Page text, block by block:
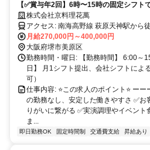
【✅賞与年2回】6時〜15時の固定シフト
を活かして月収40万も目指せる✨
株式会社京料理花萬
アクセス: 南海高野線 萩原天神駅から徒歩で26分 南海高野線 初芝駅
から徒歩で27分 ◎マイカー通勤可
月給270,000円～400,000円
大阪府堺市美原区
勤務時間・曜日: 【勤務時間】 6:00～
日】 月1シフト提出、会社シフトによ
可）
仕事内容: ⭐この求人のポイント⭐ ー
の勤務なし、安定した働きやすさ ✅
りがいに繋がる ✅実演調理やイベン
ま...
即日勤務OK 固定時間制 交通費支給 昇給あり